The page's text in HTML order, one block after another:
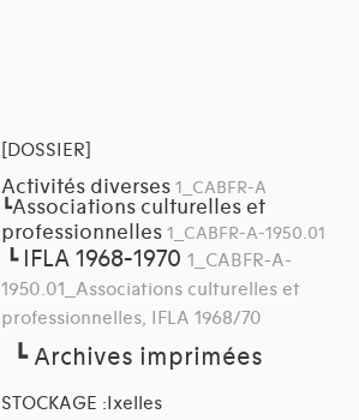
[DOSSIER]
Activités diverses 1_CABFR-A
┗Associations culturelles et
professionnelles 1_CABFR-A-1950.01
┗ IFLA 1968-1970 1_CABFR-A-
1950.01_Associations culturelles et
professionnelles, IFLA 1968/70
┗Archives imprimées
STOCKAGE :Ixelles